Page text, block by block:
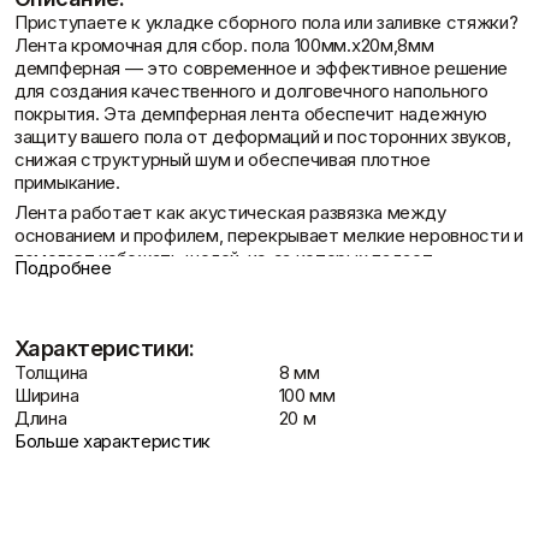
Пленки
Скотчи/Ленты
Показать больше
Фасадные сетки
Показать больше
Теплоизоляция
Минеральная вата
Пенопласт
Пенополистирол
Показать больше
растворы
Цемент
Цпс
Шпаклевки
Базовая шпаклевка
Универсальная шпаклёвка
Штукатурки
Выравнивающие
штукатурки и смеси
Контакты
Доставка и оплата
Приступаете к укладке сборного пола или заливке стяжки?
Лента кромочная для сбор. пола 100мм.х20м,8мм
демпферная — это современное и эффективное решение
для создания качественного и долговечного напольного
покрытия. Эта демпферная лента обеспечит надежную
защиту вашего пола от деформаций и посторонних звуков,
снижая структурный шум и обеспечивая плотное
примыкание.
Лента работает как акустическая развязка между
основанием и профилем, перекрывает мелкие неровности и
помогает избежать щелей, из-за которых падает
эффективность. Приобрести ленту кромочную 100мм для
Описание Лента кромочная для сбор.
пола 100мм.х20м,8мм демпферная
Кромочная, или демпферная лента, является
универсальным материалом, выполняющим ряд важных
функций при обустройстве пола и других конструкций. Она
Подробнее
Характеристики:
Толщина
8 мм
Ширина
100 мм
Длина
20 м
Больше характеристик